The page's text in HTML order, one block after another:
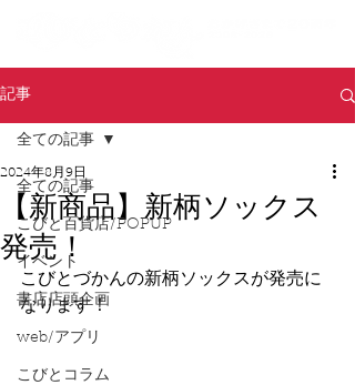
記事
全ての記事
こびと百貨店/POPUP
イベント
書店店頭企画
web/アプリ
こびとコラム
全ての記事
【新商品】新柄ソックス
発売！
2024年8月9日
こびとづかんの新柄ソックスが発売に
なります！